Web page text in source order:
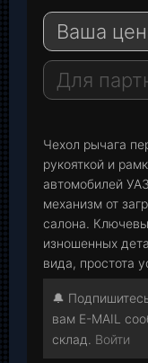
e
r
a
m
a
s
A
p
a
i
l
Ваша
Для
Чехол рычага
рукояткой и
автомобилей
механизм от
салона.
изношенных
вида, простота
🔔
вам E-MAIL
склад. Войти